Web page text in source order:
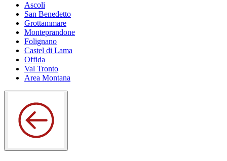
Ascoli
San Benedetto
Grottammare
Monteprandone
Folignano
Castel di Lama
Offida
Val Tronto
Area Montana